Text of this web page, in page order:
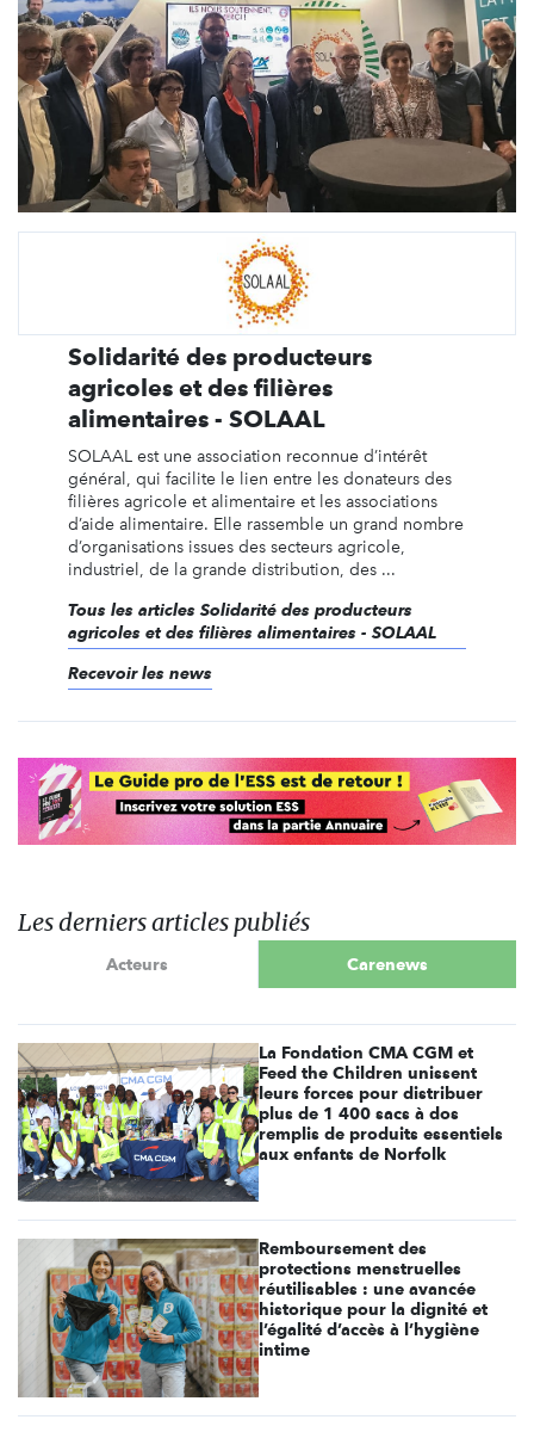
Solidarité des producteurs
agricoles et des filières
alimentaires - SOLAAL
SOLAAL est une association reconnue d’intérêt
général, qui facilite le lien entre les donateurs des
filières agricole et alimentaire et les associations
d’aide alimentaire. Elle rassemble un grand nombre
d’organisations issues des secteurs agricole,
industriel, de la grande distribution, des ...
Tous les articles Solidarité des producteurs
agricoles et des filières alimentaires - SOLAAL
Recevoir les news
Les derniers articles publiés
Acteurs Carenews
La Fondation CMA CGM et
Feed the Children unissent
leurs forces pour distribuer
plus de 1 400 sacs à dos
remplis de produits essentiels
aux enfants de Norfolk
Remboursement des
protections menstruelles
réutilisables : une avancée
historique pour la dignité et
l’égalité d’accès à l’hygiène
intime